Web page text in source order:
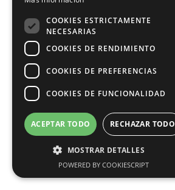
COOKIES ESTRICTAMENTE
NECESARIAS
COOKIES DE RENDIMIENTO
COOKIES DE PREFERENCIAS
COOKIES DE FUNCIONALIDAD
ACEPTAR TODO RECHAZAR TODO
MOSTRAR DETALLES
POWERED BY COOKIESCRIPT